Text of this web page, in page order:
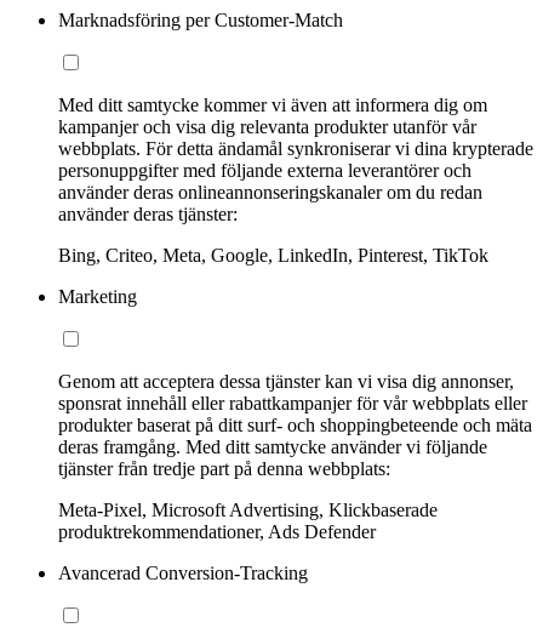
Marknadsföring per Customer-Match
Med ditt samtycke kommer vi även att informera dig om
kampanjer och visa dig relevanta produkter utanför vår
webbplats. För detta ändamål synkroniserar vi dina krypterade
personuppgifter med följande externa leverantörer och
använder deras onlineannonseringskanaler om du redan
använder deras tjänster:
Bing, Criteo, Meta, Google, LinkedIn, Pinterest, TikTok
Marketing
Genom att acceptera dessa tjänster kan vi visa dig annonser,
sponsrat innehåll eller rabattkampanjer för vår webbplats eller
produkter baserat på ditt surf- och shoppingbeteende och mäta
deras framgång. Med ditt samtycke använder vi följande
tjänster från tredje part på denna webbplats:
Meta-Pixel, Microsoft Advertising, Klickbaserade
produktrekommendationer, Ads Defender
Avancerad Conversion-Tracking